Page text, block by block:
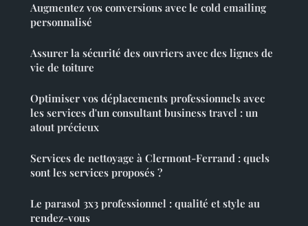
Augmentez vos conversions avec le cold emailing
personnalisé
Assurer la sécurité des ouvriers avec des lignes de
vie de toiture
Optimiser vos déplacements professionnels avec
les services d'un consultant business travel : un
atout précieux
Services de nettoyage à Clermont-Ferrand : quels
sont les services proposés ?
Le parasol 3x3 professionnel : qualité et style au
rendez-vous